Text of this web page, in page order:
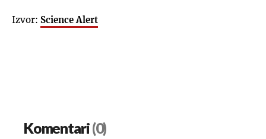
Izvor: Science Alert
Komentari(0)